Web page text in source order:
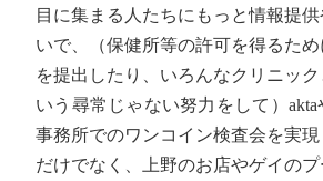
目に集まる人たちにもっと情報提
いで、（保健所等の許可を得るた
を提出したり、いろんなクリニッ
いう尋常じゃない努力をして）
事務所でのワンコイン検査会を実現
だけでなく、上野のお店やゲイの